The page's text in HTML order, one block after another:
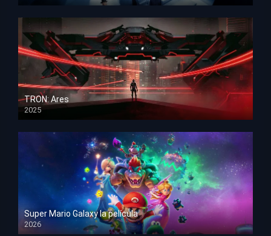
TRON: Ares
2025
HD 1080p
Super Mario Galaxy la película
2026
HD 1080p